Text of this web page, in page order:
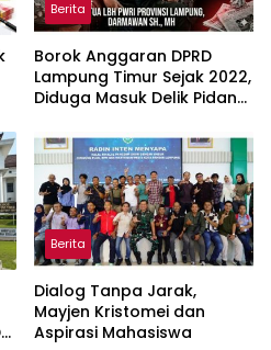
Berita
Borok Anggaran DPRD
Lampung Timur Sejak 2022,
Diduga Masuk Delik Pidana
Berita
Dialog Tanpa Jarak,
Mayjen Kristomei dan
Aspirasi Mahasiswa